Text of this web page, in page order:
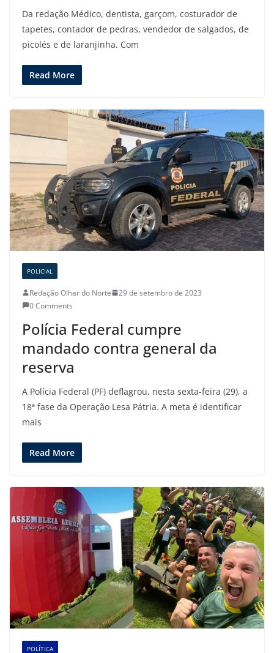
Da redação Médico, dentista, garçom, costurador de
tapetes, contador de pedras, vendedor de salgados, de
picolés e de laranjinha. Com
Read More
POLICIAL
Redação Olhar do Norte
29 de setembro de 2023
0 Comments
Polícia Federal cumpre
mandado contra general da
reserva
A Polícia Federal (PF) deflagrou, nesta sexta-feira (29), a
18ª fase da Operação Lesa Pátria. A meta é identificar
mais
Read More
POLÍTICA